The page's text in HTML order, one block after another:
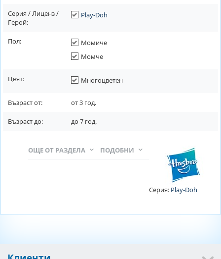
Серия / Лиценз /
Герой:
Play-Doh
Пол:
Момиче
Момче
Цвят: Многоцветен
Възраст от: от3 год.
Възраст до: до 7 год.
Серия: Play-Doh
ПОДОБНИ
ОЩЕ ОТ РАЗДЕЛА